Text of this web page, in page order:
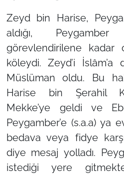
Zeyd bin Harise,
aldığı,
görevlendirilene kadar
köleydi. Zeyd’i
Müslüman oldu. Bu
Harise bin Şerahil
Mekke’ye geldi ve
Peygamber’e (s.a.a) ya
bedava veya fidye
diye mesaj yolladı.
istediği yere